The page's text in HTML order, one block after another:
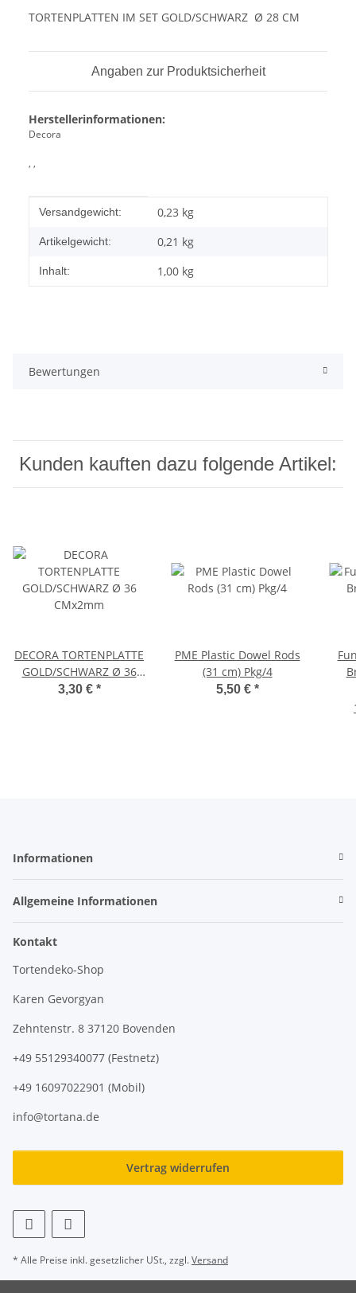
TORTENPLATTEN IM SET GOLD/SCHWARZ Ø 28 CM
Angaben zur Produktsicherheit
Herstellerinformationen:
Decora
, ,
Produkteigenschaft
Wert
Versandgewicht: 0,23 kg
Artikelgewicht: 0,21 kg
Inhalt: 1,00 kg
Bewertungen
Kunden kauften dazu folgende Artikel:
DECORA TORTENPLATTE
GOLD/SCHWARZ Ø 36
CMx2mm
3,30 € *
PME Plastic Dowel Rods
(31 cm) Pkg/4
5,50 € *
Informationen
Allgemeine Informationen
Kontakt
Tortendeko-Shop
Karen Gevorgyan
Zehntenstr. 8 37120 Bovenden
+49 55129340077 (Festnetz)
+49 16097022901 (Mobil)
info@tortana.de
Vertrag widerrufen
* Alle Preise inkl. gesetzlicher USt., zzgl.Versand